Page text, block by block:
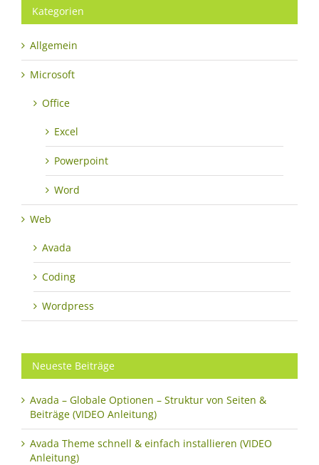
Kategorien
Allgemein
Microsoft
Office
Excel
Powerpoint
Word
Web
Avada
Coding
Wordpress
Neueste Beiträge
Avada – Globale Optionen – Struktur von Seiten &
Beiträge (VIDEO Anleitung)
Avada Theme schnell & einfach installieren (VIDEO
Anleitung)